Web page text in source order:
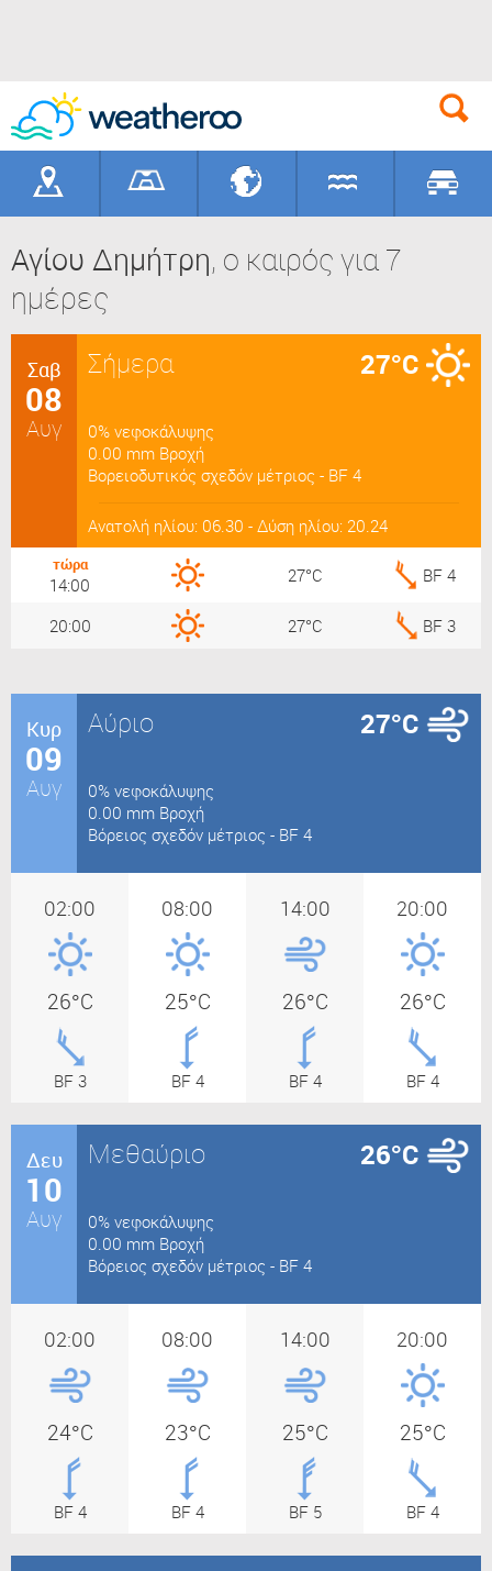
Γεωγραφικά
Αγίου Δημήτρη, ο καιρός για 7
ημέρες
Σαβ
08
Αυγ
Σήμερα 27°C
0% νεφοκάλυψης
0.00 mm Βροχή
Βορειοδυτικός σχεδόν μέτριος - BF 4
Ανατολή ηλίου: 06.30 - Δύση ηλίου: 20.24
τώρα
14:00 27°C BF 4
20:00 27°C BF 3
Κυρ
09
Αυγ
Αύριο 27°C
0% νεφοκάλυψης
0.00 mm Βροχή
Βόρειος σχεδόν μέτριος - BF 4
02:00
26°C
BF 3
08:00
25°C
BF 4
14:00
26°C
BF 4
20:00
26°C
BF 4
Δευ
10
Αυγ
Μεθαύριο 26°C
0% νεφοκάλυψης
0.00 mm Βροχή
Βόρειος σχεδόν μέτριος - BF 4
02:00
24°C
BF 4
08:00
23°C
BF 4
14:00
25°C
BF 5
20:00
25°C
BF 4